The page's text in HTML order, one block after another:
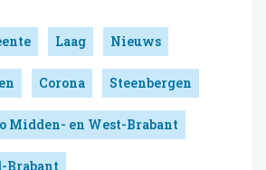
Laag Nieuws
Corona Steenbergen
en West-Brabant
Brabant